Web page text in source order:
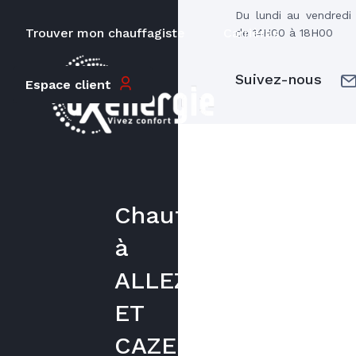
Trouver mon chauffagiste Carrières
Espace client
Chauffagiste
à
ALLEZ
ET
CAZENEUVE
Du lundi au
de 14H00 à 18H00
Suivez-nous